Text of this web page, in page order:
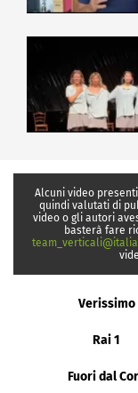
Alcuni video
quindi valutati di
video o gli autori
basterà fare
Verissimo
Rai 1
Fuori dal